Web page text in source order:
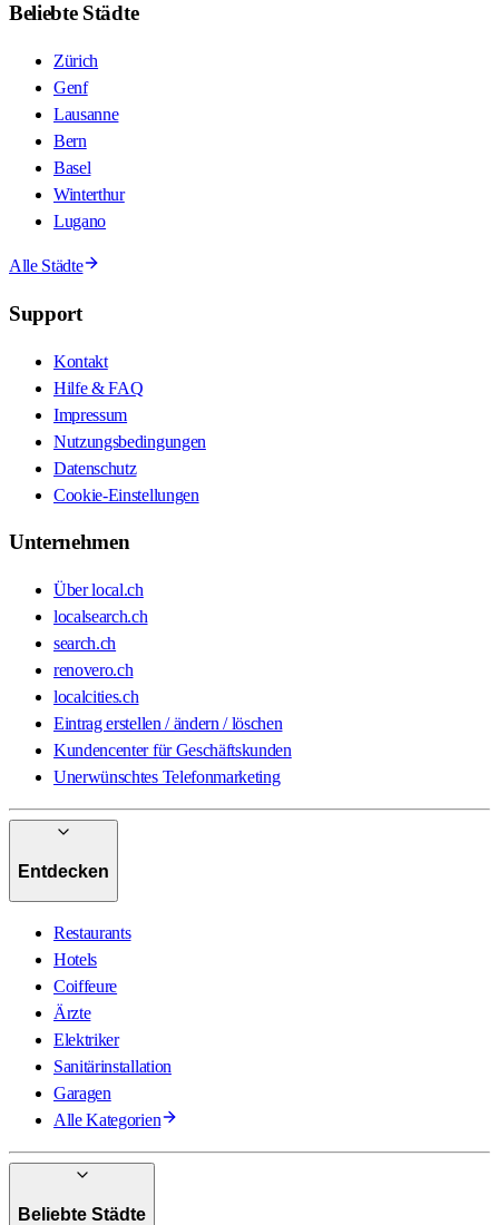
Beliebte Städte
Zürich
Genf
Lausanne
Bern
Basel
Winterthur
Lugano
Alle Städte
Support
Kontakt
Hilfe & FAQ
Impressum
Nutzungsbedingungen
Datenschutz
Cookie-Einstellungen
Unternehmen
Über local.ch
localsearch.ch
search.ch
renovero.ch
localcities.ch
Eintrag erstellen / ändern / löschen
Kundencenter für Geschäftskunden
Unerwünschtes Telefonmarketing
Entdecken
Restaurants
Hotels
Coiffeure
Ärzte
Elektriker
Sanitärinstallation
Garagen
Alle Kategorien
Beliebte Städte